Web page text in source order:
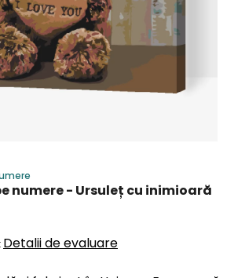
numere - Ursuleț cu inimioară
Detalii de evaluare